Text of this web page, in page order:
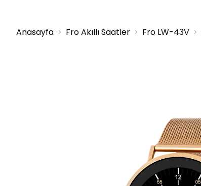
Anasayfa Fro Akıllı Saatler Fro LW-43V